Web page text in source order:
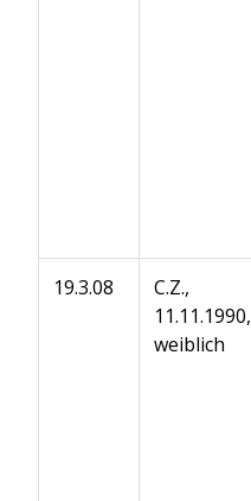
19.3.08
C.Z.,
11.11.1990,
weiblich